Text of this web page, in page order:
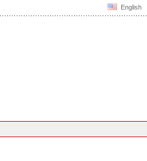
English